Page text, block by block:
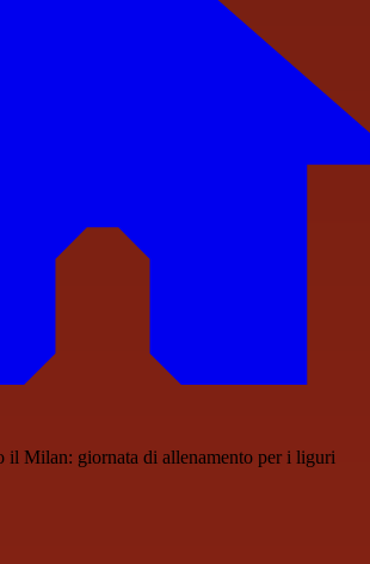
il Milan: giornata di allenamento per i liguri